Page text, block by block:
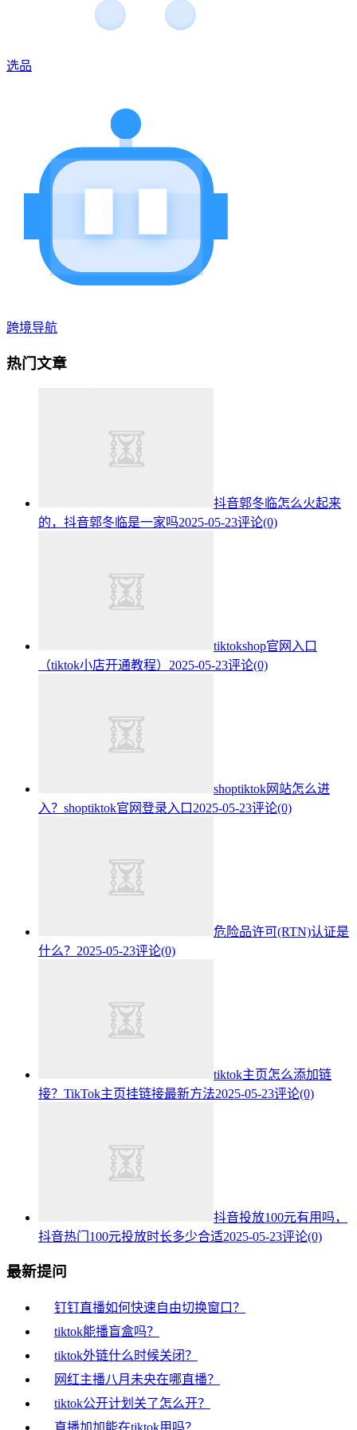
选品
跨境导航
热门文章
抖音郭冬临怎么火起来
的，抖音郭冬临是一家吗2025-05-23评论(0)
tiktokshop官网入口
（tiktok小店开通教程） 2025-05-23评论(0)
shoptiktok网站怎么进
入？shoptiktok官网登录入口 2025-05-23评论(0)
危险品许可(RTN)认证是
什么？ 2025-05-23评论(0)
tiktok主页怎么添加链
接？TikTok主页挂链接最新方法2025-05-23评论(0)
抖音投放100元有用吗，
抖音热门100元投放时长多少合适2025-05-23评论(0)
最新提问
钉钉直播如何快速自由切换窗口？
tiktok能播盲盒吗？
tiktok外链什么时候关闭？
网红主播八月未央在哪直播？
tiktok公开计划关了怎么开？
直播加加能在tiktok用吗？